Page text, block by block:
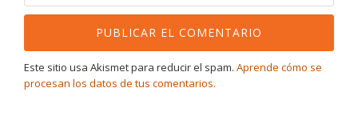
Este sitio usa Akismet para reducir el spam. Aprende cómo se
procesan los datos de tus comentarios.